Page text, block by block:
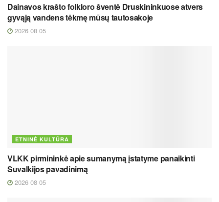
Dainavos krašto folkloro šventė Druskininkuose atvers
gyvąją vandens tėkmę mūsų tautosakoje
2026 08 05
ETNINĖ KULTŪRA
VLKK pirmininkė apie sumanymą įstatyme panaikinti
Suvalkijos pavadinimą
2026 08 05